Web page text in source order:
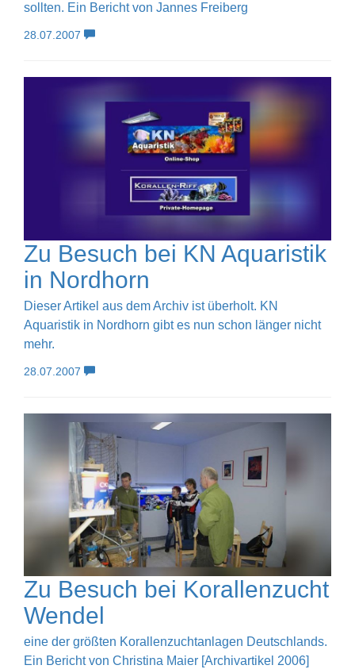
sollten. Ein Bericht von Jannes Freiberg
28.07.2007
Zu Besuch bei KN Aquaristik
in Nordhorn
Dieser Artikel aus dem Archiv ist überholt. KN
Aquaristik in Nordhorn gibt es nun schon länger nicht
mehr.
28.07.2007
Zu Besuch bei Korallenzucht
Wendel
eine der größten Korallenzuchtanlagen Deutschlands.
Ein Bericht von Christina Maier [Archivartikel 2006]